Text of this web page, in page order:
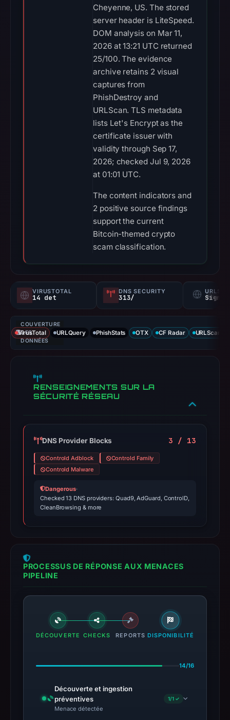
Cheyenne, US. The stored
server header is LiteSpeed.
DOM analysis on Mar 11,
2026 at 13:21 UTC returned
25/100. The evidence
archive retains 2 visual
captures from
PhishDestroy and
URLScan. TLS metadata
lists Let's Encrypt as the
certificate issuer with
validity through Sep 17,
2026; checked Jul 9, 2026
at 01:01 UTC.
The content indicators and
2 positive source findings
support the current
Bitcoin-themed crypto
scam classification.
VIRUSTOTAL
14 det
DNS SECURITY
313/
COUVERTURE
DES
DONNÉES
VirusTotal URLQuery PhishStats OTX CF Radar URLScan
RENSEIGNEMENTS SUR LA
SÉCURITÉ RÉSEAU
DNS Provider Blocks 3 / 13
Controld Adblock
Controld Family
Controld Malware
Dangerous·
Checked 13 DNS providers: Quad9, AdGuard, ControlD,
CleanBrowsing & more
PROCESSUS DE RÉPONSE AUX MENACES
PIPELINE
DÉCOUVERTE CHECKS REPORTS DISPONIBILITÉ
14/16
Découverte et ingestion
préventives
Menace détectée
1/1 ✓